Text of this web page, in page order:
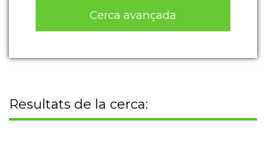
Cerca avançada
Resultats de la cerca: